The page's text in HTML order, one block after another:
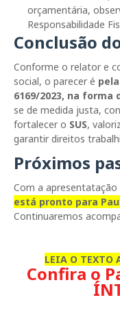
orçamentária,
Responsabilidade
Conclusão
Conforme o relator e
social, o parecer é
6169/2023, na
se de medida justa,
fortalecer o SUS,
garantir direitos
Próximos
Com a
está pronto para
Continuaremos
LEIA O TEXTO
Confira o